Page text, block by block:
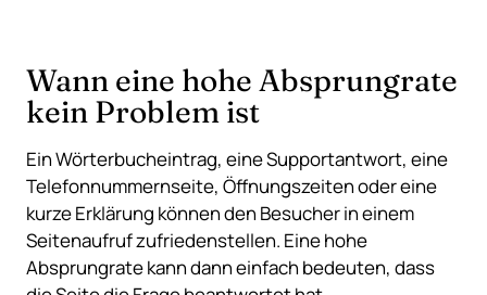
Wann eine hohe Absprungrate
kein Problem ist
Ein Wörterbucheintrag, eine Supportantwort, eine
Telefonnummernseite, Öffnungszeiten oder eine
kurze Erklärung können den Besucher in einem
Seitenaufruf zufriedenstellen. Eine hohe
Absprungrate kann dann einfach bedeuten, dass